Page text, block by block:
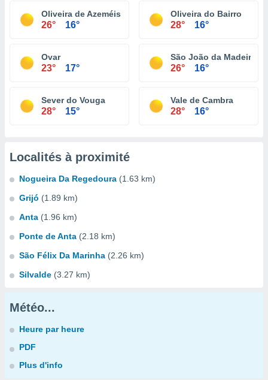
Oliveira de Azeméis
26° 16°
Oliveira do Bairro
28° 16°
Ovar
23° 17°
São João da Madeira
26° 16°
Sever do Vouga
28° 15°
Vale de Cambra
28° 16°
Localités à proximité
Nogueira Da Regedoura (1.63 km)
Grijó (1.89 km)
Anta (1.96 km)
Ponte de Anta (2.18 km)
São Félix Da Marinha (2.26 km)
Silvalde (3.27 km)
Météo...
Heure par heure
PDF
Plus d'info